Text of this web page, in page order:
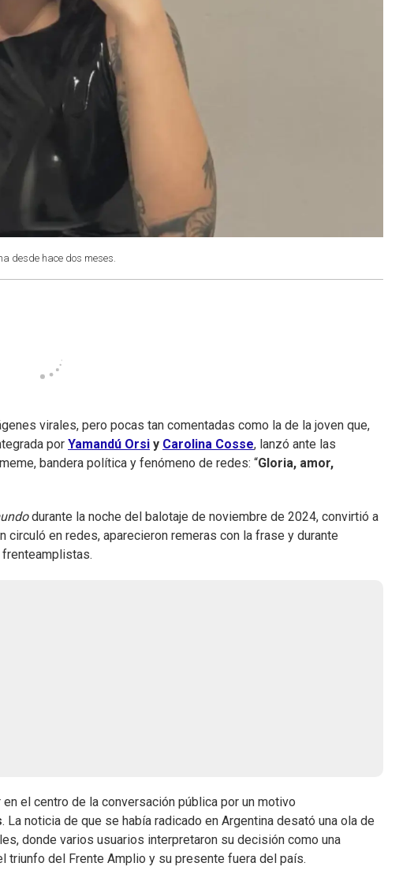
desde hace dos meses.
virales, pero pocas tan comentadas como la de la joven que,
por Yamandú Orsi y Carolina Cosse, lanzó ante las
bandera política y fenómeno de redes: “Gloria, amor,
durante la noche del balotaje de noviembre de 2024, convirtió a
circuló en redes, aparecieron remeras con la frase y durante
el centro de la conversación pública por un motivo
. La noticia de que se había radicado en Argentina desató una ola de
donde varios usuarios interpretaron su decisión como una
del Frente Amplio y su presente fuera del país.